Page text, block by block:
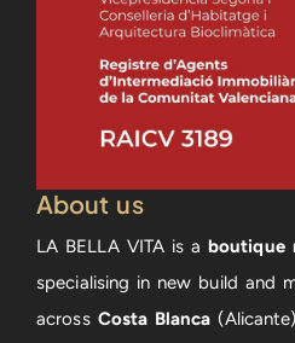
About us
LA BELLA VITA is a boutique
specialising in new build and
across Costa Blanca